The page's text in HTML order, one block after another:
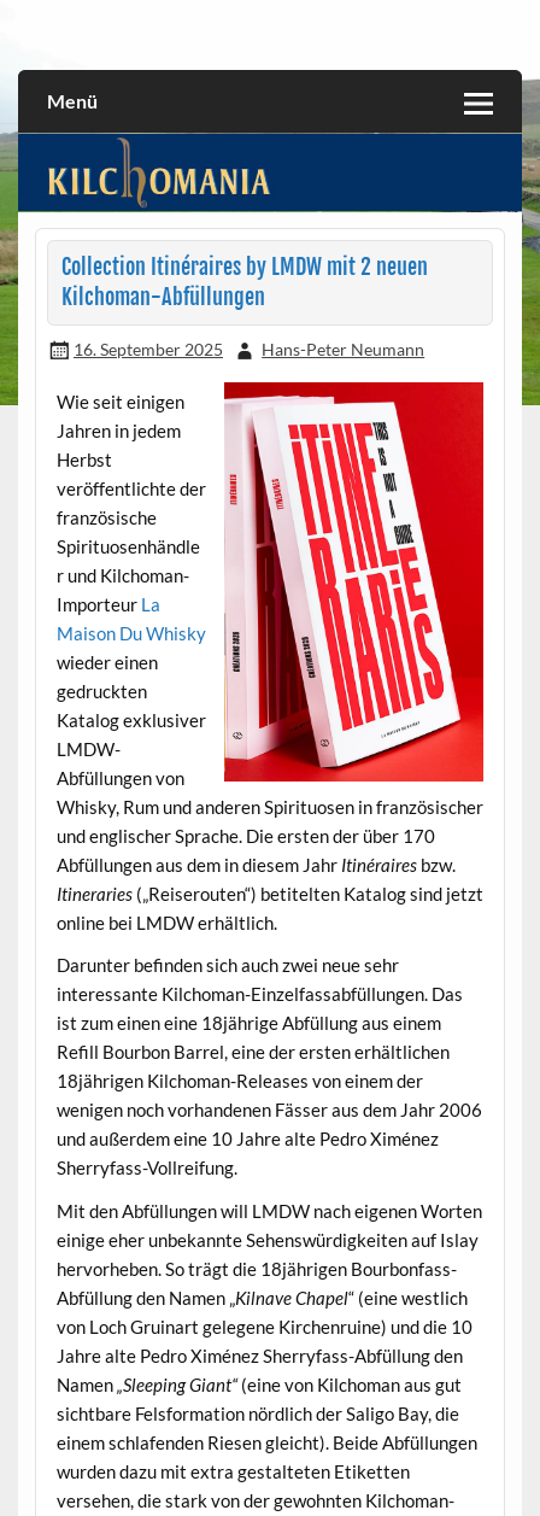
Menü
Collection Itinéraires by LMDW mit 2 neuen
Kilchoman-Abfüllungen
16. September 2025 Hans-Peter Neumann
Wie seit einigen
Jahren in jedem
Herbst
veröffentlichte der
französische
Spirituosenhändle
r und Kilchoman-
Importeur La
Maison Du Whisky
wieder einen
gedruckten
Katalog exklusiver
LMDW-
Abfüllungen von
Whisky, Rum und anderen Spirituosen in französischer
und englischer Sprache. Die ersten der über 170
Abfüllungen aus dem in diesem Jahr Itinéraires bzw.
Itineraries(„Reiserouten“) betitelten Katalog sind jetzt
online bei LMDW erhältlich.
Darunter befinden sich auch zwei neue sehr
interessante Kilchoman-Einzelfassabfüllungen. Das
ist zum einen eine 18jährige Abfüllung aus einem
Refill Bourbon Barrel, eine der ersten erhältlichen
18jährigen Kilchoman-Releases von einem der
wenigen noch vorhandenen Fässer aus dem Jahr 2006
und außerdem eine 10 Jahre alte Pedro Ximénez
Sherryfass-Vollreifung.
Mit den Abfüllungen will LMDW nach eigenen Worten
einige eher unbekannte Sehenswürdigkeiten auf Islay
hervorheben. So trägt die 18jährigen Bourbonfass-
Abfüllung den Namen „Kilnave Chapel“ (eine westlich
von Loch Gruinart gelegene Kirchenruine) und die 10
Jahre alte Pedro Ximénez Sherryfass-Abfüllung den
Namen„Sleeping Giant“(eine von Kilchoman aus gut
sichtbare Felsformation nördlich der Saligo Bay, die
einem schlafenden Riesen gleicht). Beide Abfüllungen
wurden dazu mit extra gestalteten Etiketten
versehen, die stark von der gewohnten Kilchoman-